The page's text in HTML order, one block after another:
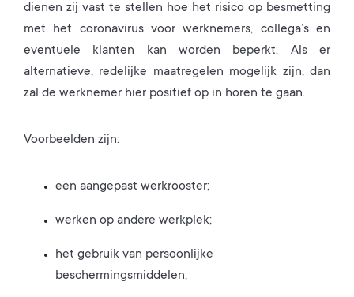
dienen zij vast te stellen hoe het risico op besmetting
met het coronavirus voor werknemers, collega’s en
eventuele klanten kan worden beperkt. Als er
alternatieve, redelijke maatregelen mogelijk zijn, dan
zal de werknemer hier positief op in horen te gaan.
Voorbeelden zijn:
een aangepast werkrooster;
werken op andere werkplek;
het gebruik van persoonlijke
beschermingsmiddelen;